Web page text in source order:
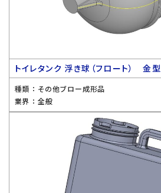
トイレタンク 浮き球（フロート） 金型
種類 ： その他ブロー成形品
業界 ： 全般